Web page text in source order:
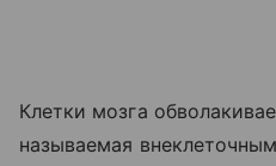
Клетки мозга
называемая